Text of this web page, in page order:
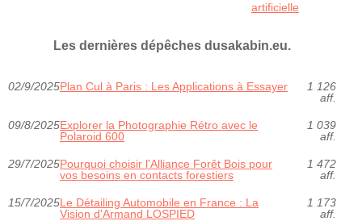
artificielle
Les dernières dépêches dusakabin.eu.
02/9/2025Plan Cul à Paris : Les Applications à Essayer
1 126
aff.
09/8/2025Explorer la Photographie Rétro avec le
Polaroid 600
1 039
aff.
29/7/2025Pourquoi choisir l'Alliance Forêt Bois pour
vos besoins en contacts forestiers
1 472
aff.
15/7/2025Le Détailing Automobile en France : La
Vision d'Armand LOSPIED
1 173
aff.